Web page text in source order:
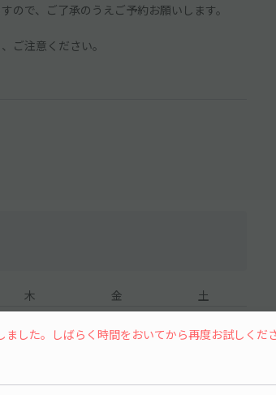
で、ご了承のうえご予約お願いします。
ご注意ください。
木 金 土
13 14 15
ました。しばらく時間をおいてから再度お試しくだ